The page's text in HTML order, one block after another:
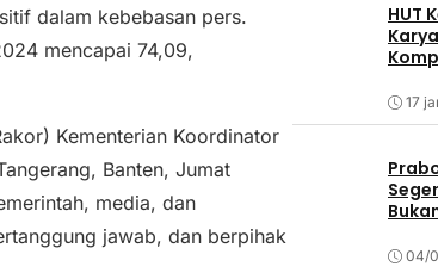
dalam kebebasan pers.
mencapai 74,09,
Kementerian Koordinator
Banten, Jumat
media, dan
jawab, dan berpihak
HUT
17
04/